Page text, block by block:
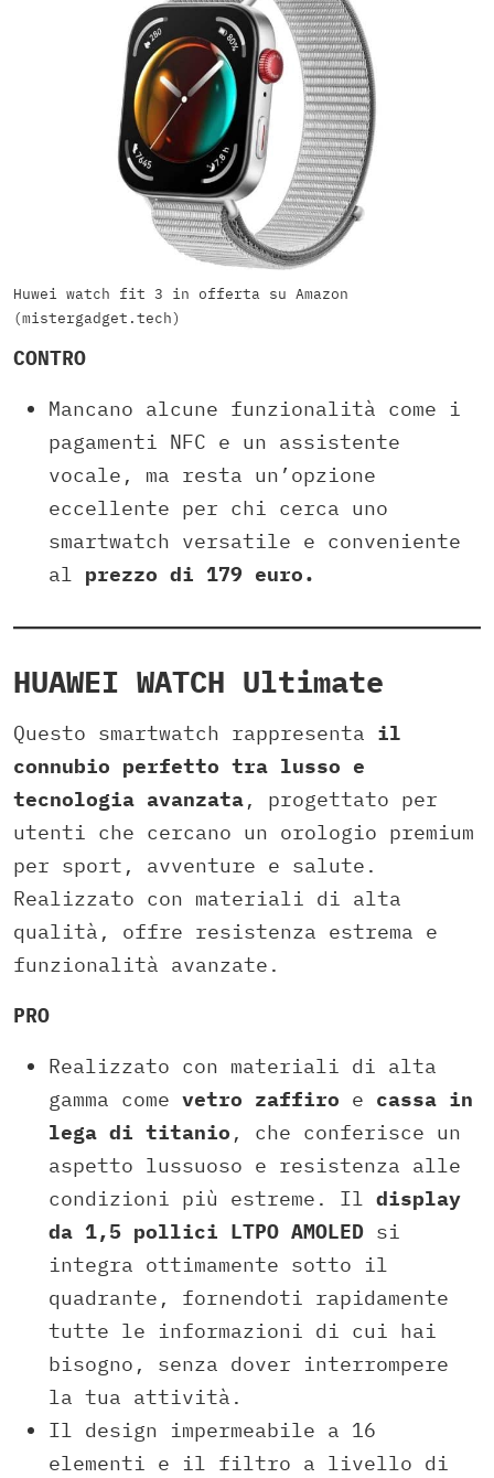
Huwei watch fit 3 in offerta su Amazon
(mistergadget.tech)
CONTRO
Mancano alcune funzionalità come i
pagamenti NFC e un assistente
vocale, ma resta un’opzione
eccellente per chi cerca uno
smartwatch versatile e conveniente
al prezzo di 179 euro.
HUAWEI WATCH Ultimate
Questo smartwatch rappresenta il
connubio perfetto tra lusso e
tecnologia avanzata, progettato per
utenti che cercano un orologio premium
per sport, avventure e salute.
Realizzato con materiali di alta
qualità, offre resistenza estrema e
funzionalità avanzate.
PRO
Realizzato con materiali di alta
gamma come vetro zaffiro e cassa in
lega di titanio , che conferisce un
aspetto lussuoso e resistenza alle
condizioni più estreme. Il display
da 1,5 pollici LTPO AMOLED si
integra ottimamente sotto il
quadrante, fornendoti rapidamente
tutte le informazioni di cui hai
bisogno, senza dover interrompere
la tua attività.
Il design impermeabile a 16
elementi e il filtro a livello di